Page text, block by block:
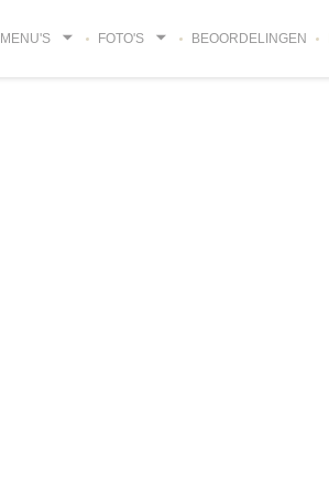
MENU'S FOTO'S BEOORDELINGEN